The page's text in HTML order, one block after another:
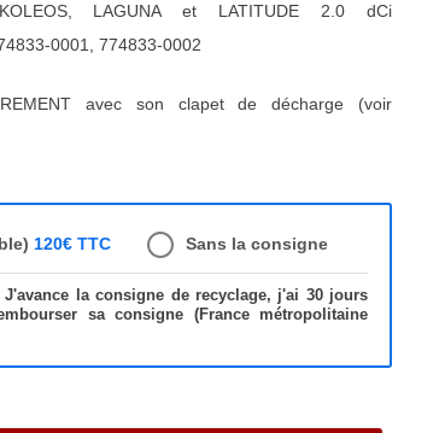
LAGUNA et LATITUDE 2.0 dCi
0001, 774833-0002
avec son clapet de décharge (voir
120€ TTC Sans la consigne
la consigne de recyclage, j'ai 30 jours
sa consigne (France métropolitaine